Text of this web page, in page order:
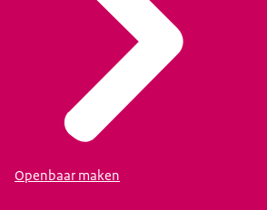
Openbaar maken